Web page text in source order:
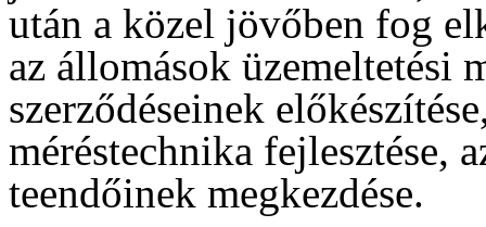
után a közel jövőben fog
az állomások üzemeltetési
szerződéseinek
méréstechnika fejlesztése,
teendőinek megkezdése.